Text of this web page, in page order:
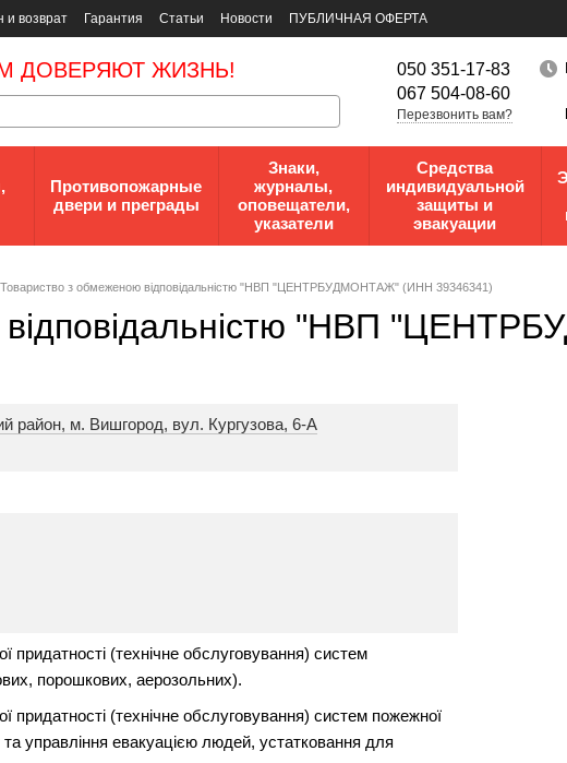
и возврат Гарантия Статьи Новости
ПУБЛИЧНАЯ ОФЕРТА
ДОВЕРЯЮТ ЖИЗНЬ!
050 351-17-83
067 504-08-60
Перезвонить вам?
Противопожарные
двери и преграды
Знаки,
журналы,
оповещатели,
указатели
Средства
индивидуальной
защиты и
эвакуации
Toвapиcтвo з oбмeжeнoю вiдпoвiдaльнicтю "НВП "ЦЕНТРБУДМОНТАЖ" (ИНН 39346341)
вiдпoвiдaльнicтю "НВП
район, м. Вишгород, вул. Кургузова, 6-А
придатності (технічне обслуговування) систем
порошкових, аерозольних).
придатності (технічне обслуговування) систем пожежної
та управління евакуацією людей, устатковання для